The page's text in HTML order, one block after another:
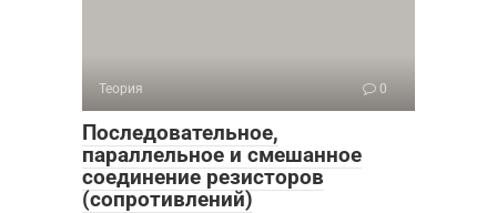
Теория 0
Последовательное,
параллельное и смешанное
соединение резисторов
(сопротивлений)